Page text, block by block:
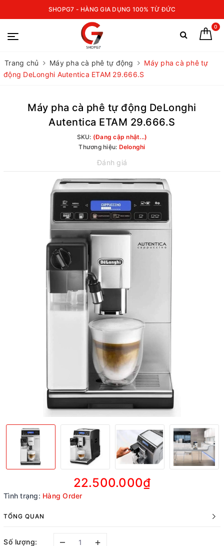
SHOPG7 - HÀNG GIA DỤNG 100% TỪ ĐỨC
0
Trang chủ Máy pha cà phê tự động
Máy pha cà phê tự
động DeLonghi Autentica ETAM 29.666.S
Máy pha cà phê tự động DeLonghi
Autentica ETAM 29.666.S
SKU: (Đang cập nhật...)
Thương hiệu: Delonghi
Đánh giá
22.500.000₫
Tình trạng: Hàng Order
TỔNG QUAN
Số lượng: – +